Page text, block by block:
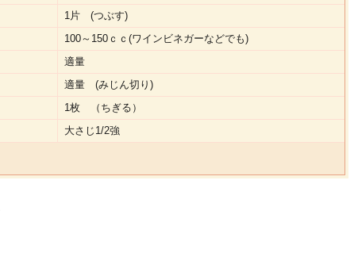
1片 (つぶす)
100～150ｃｃ(ワインビネガーなどでも)
適量
適量 (みじん切り)
1枚 （ちぎる）
大さじ1/2強